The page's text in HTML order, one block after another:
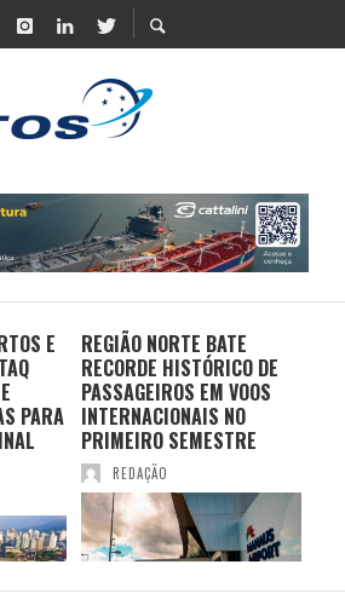
E
PARA
REGIÃO NORTE BATE
RECORDE HISTÓRICO DE
PASSAGEIROS EM VOOS
INTERNACIONAIS NO
PRIMEIRO SEMESTRE
REDAÇÃO